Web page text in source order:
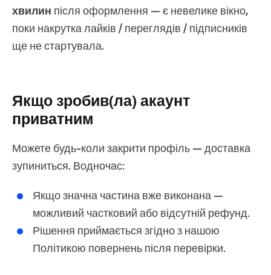
хвилин після оформлення — є невелике вікно,
поки накрутка лайків / переглядів / підписників
ще не стартувала.
Якщо зробив(ла) акаунт
приватним
Можете будь-коли закрити профіль — доставка
зупиниться. Водночас:
Якщо значна частина вже виконана —
можливий частковий або відсутній рефунд.
Рішення приймається згідно з нашою
Політикою повернень після перевірки.